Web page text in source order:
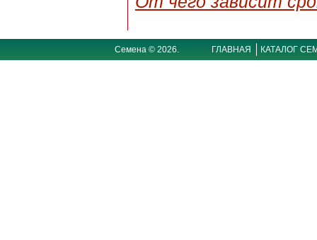
Семена © 2026. ГЛАВНАЯ КАТАЛОГ